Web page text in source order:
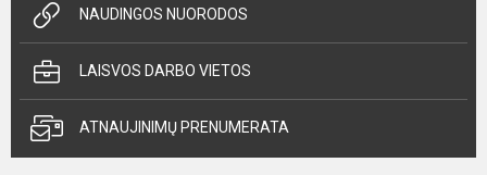
NAUDINGOS NUORODOS
LAISVOS DARBO VIETOS
ATNAUJINIMŲ PRENUMERATA